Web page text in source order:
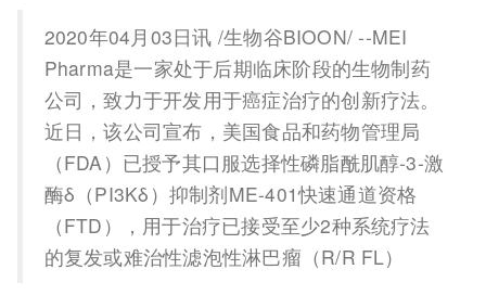
2020年04月03日讯 /生物谷BIOON/ --MEI
Pharma是一家处于后期临床阶段的生物制药
公司，致力于开发用于癌症治疗的创新疗法。
近日，该公司宣布，美国食品和药物管理局
（FDA）已授予其口服选择性磷脂酰肌醇-3-激
酶δ（PI3Kδ）抑制剂ME-401快速通道资格
（FTD），用于治疗已接受至少2种系统疗法
的复发或难治性滤泡性淋巴瘤（R/R FL）